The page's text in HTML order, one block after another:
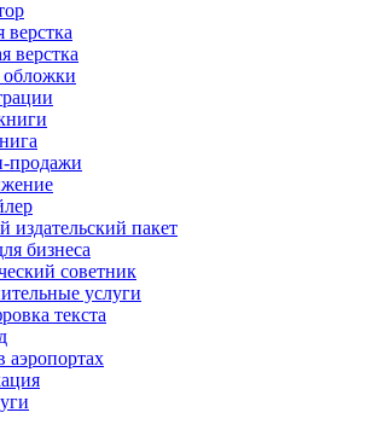
верстка
верстка
продажи
издательский пакет
бизнеса
советник
услуги
текста
аэропортах